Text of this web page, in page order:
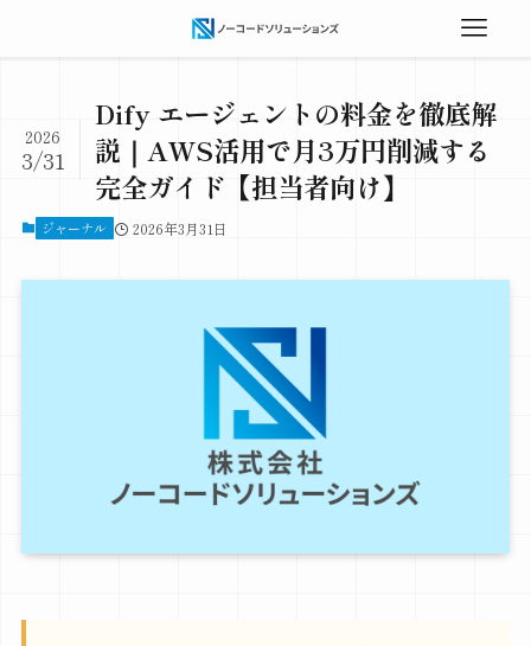
Dify エージェントの料金を徹底解
説｜AWS活用で月3万円削減する
完全ガイド【担当者向け】
2026
3/31
ジャーナル 2026年3月31日